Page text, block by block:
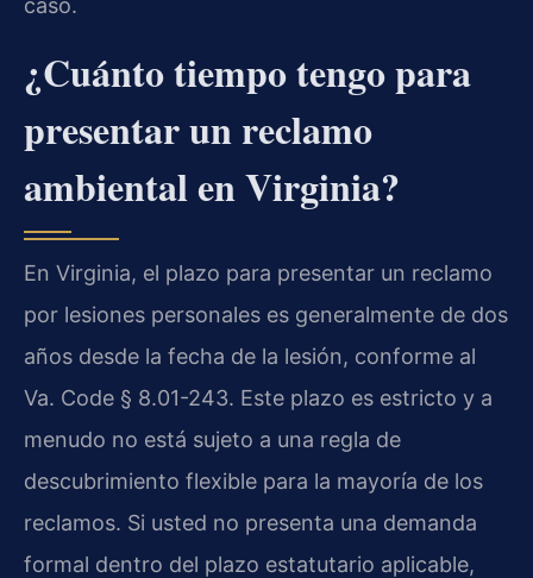
caso.
¿Cuánto tiempo tengo para
presentar un reclamo
ambiental en Virginia?
En Virginia, el plazo para presentar un reclamo
por lesiones personales es generalmente de dos
años desde la fecha de la lesión, conforme al
Va. Code § 8.01-243. Este plazo es estricto y a
menudo no está sujeto a una regla de
descubrimiento flexible para la mayoría de los
reclamos. Si usted no presenta una demanda
formal dentro del plazo estatutario aplicable,